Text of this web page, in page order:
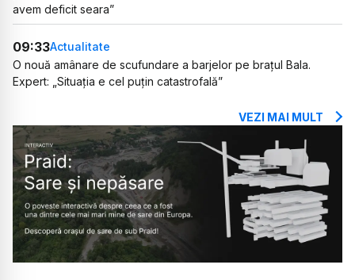
avem deficit seara”
09:33Actualitate
O nouă amânare de scufundare a barjelor pe brațul Bala.
Expert: „Situația e cel puțin catastrofală”
VEZI MAI MULT